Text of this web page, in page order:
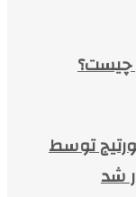
چیست؟
توسط
شد